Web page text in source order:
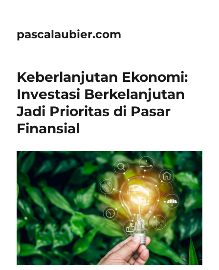
pascalaubier.com
Keberlanjutan Ekonomi:
Investasi Berkelanjutan
Jadi Prioritas di Pasar
Finansial